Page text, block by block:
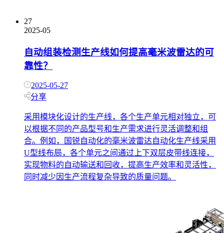
27
2025-05
自动组装检测生产线如何提高毫米波雷达的可
靠性？
2025-05-27
分享
采用模块化设计的生产线，各个生产单元相对独立，可
以根据不同的产品型号和生产需求进行灵活调整和组
合。例如，国锐自动化的毫米波雷达自动化生产线采用
U型线布局，各个单元之间通过上下双层皮带线连接，
实现物料的自动输送和回收，提高生产效率和灵活性，
同时减少因生产流程复杂导致的质量问题。